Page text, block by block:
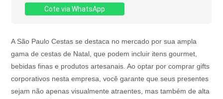
Cote via WhatsApp
A São Paulo Cestas se destaca no mercado por sua ampla
gama de cestas de Natal, que podem incluir itens gourmet,
bebidas finas e produtos artesanais. Ao optar por comprar gifts
corporativos nesta empresa, você garante que seus presentes
sejam não apenas visualmente atraentes, mas também de alta